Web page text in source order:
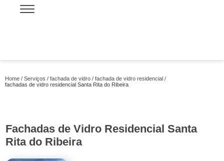
Home Serviços fachada de vidro
fachada de vidro residencial
fachadas de vidro residencial Santa Rita do Ribeira
Fachadas de Vidro Residencial Santa
Rita do Ribeira